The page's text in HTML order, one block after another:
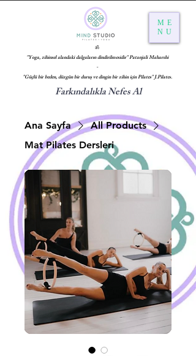
ॐ
"Yoga, zihinsel alandaki dalgaların dindirilmesidir" Patanjali Maharshi
-
"Güçlü bir beden, düzgün bir duruş ve dingin bir zihin için Pilates" J.Pilates.
ME
NU
Farkındalıkla Nefes Al
Ana Sayfa
All Products
Mat Pilates Dersleri